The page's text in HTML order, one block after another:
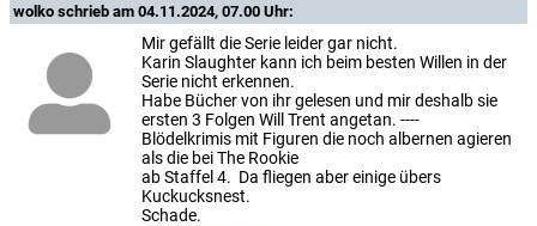
wolko schrieb am 04.11.2024, 07.00 Uhr:
Mir gefällt die Serie leider gar nicht.
Karin Slaughter kann ich beim besten Willen in der
Serie nicht erkennen.
Habe Bücher von ihr gelesen und mir deshalb sie
ersten 3 Folgen Will Trent angetan. ----
Blödelkrimis mit Figuren die noch albernen agieren
als die bei The Rookie
ab Staffel 4. Da fliegen aber einige übers
Kuckucksnest.
Schade.